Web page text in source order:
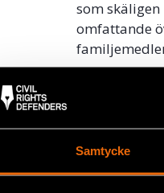
Samtycke
som
omfattande
icke-legitim
dessutom